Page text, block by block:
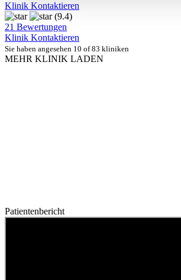
Klinik Kontaktieren
(9.4)
21 Bewertungen
Klinik Kontaktieren
Sie haben angesehen 10 of 83 kliniken
MEHR KLINIK LADEN
Patientenbericht